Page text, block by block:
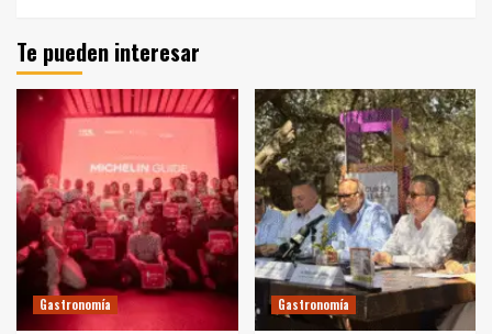
Te pueden interesar
Gastronomía Gastronomía